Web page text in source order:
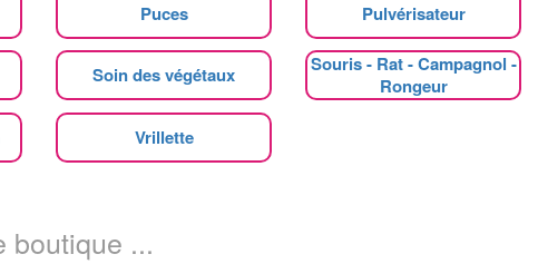
Puces Pulvérisateur
Soin des végétaux
Souris - Rat - Campagnol -
Rongeur
Vrillette
boutique ...